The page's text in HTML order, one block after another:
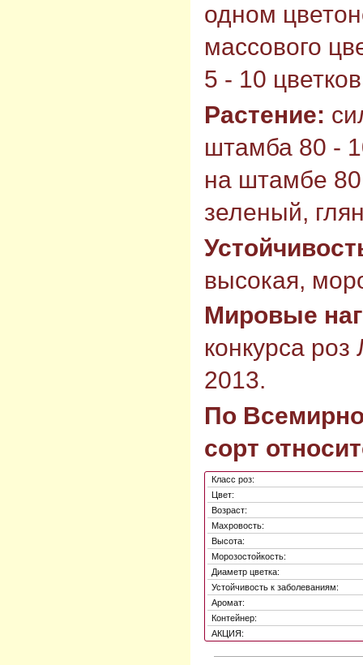
одном
массового
5 - 10
Растение:
штамба 80 -
на штамбе
зеленый,
высокая,
Мировые
конкурса
2013.
По
сорт
Класс роз:
Цвет:
Возраст:
Махровость:
Высота:
Морозостойкость:
Диаметр цветка:
Устойчивость к заболеваниям:
Аромат:
Контейнер:
АКЦИЯ: